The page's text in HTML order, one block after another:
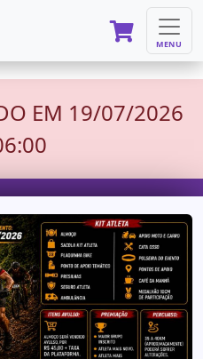
MENU
EM 19/07/2026